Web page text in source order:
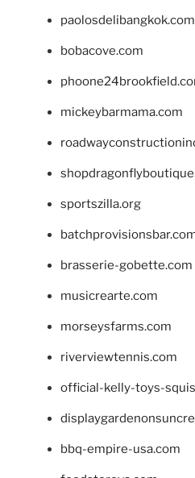
paolosdelibangkok.com
bobacove.com
mickeybarmama.com
sportszilla.org
brasserie-gobette.com
musicrearte.com
morseysfarms.com
riverviewtennis.com
official-kelly-toys-
bbq-empire-usa.com